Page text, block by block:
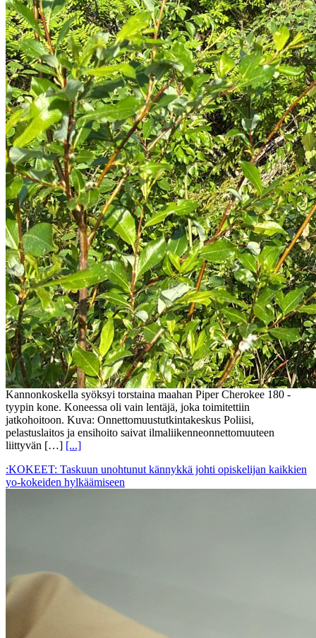
Kannonkoskella syöksyi torstaina maahan Piper Cherokee 180 -
tyypin kone. Koneessa oli vain lentäjä, joka toimitettiin
jatkohoitoon. Kuva: Onnettomuustutkintakeskus Poliisi,
pelastuslaitos ja ensihoito saivat ilmaliikenneonnettomuuteen
liittyvän […] [...]
:KOKEET: Taskuun unohtunut kännykkä johti opiskelijan kaikkien
yo-kokeiden hylkäämiseen